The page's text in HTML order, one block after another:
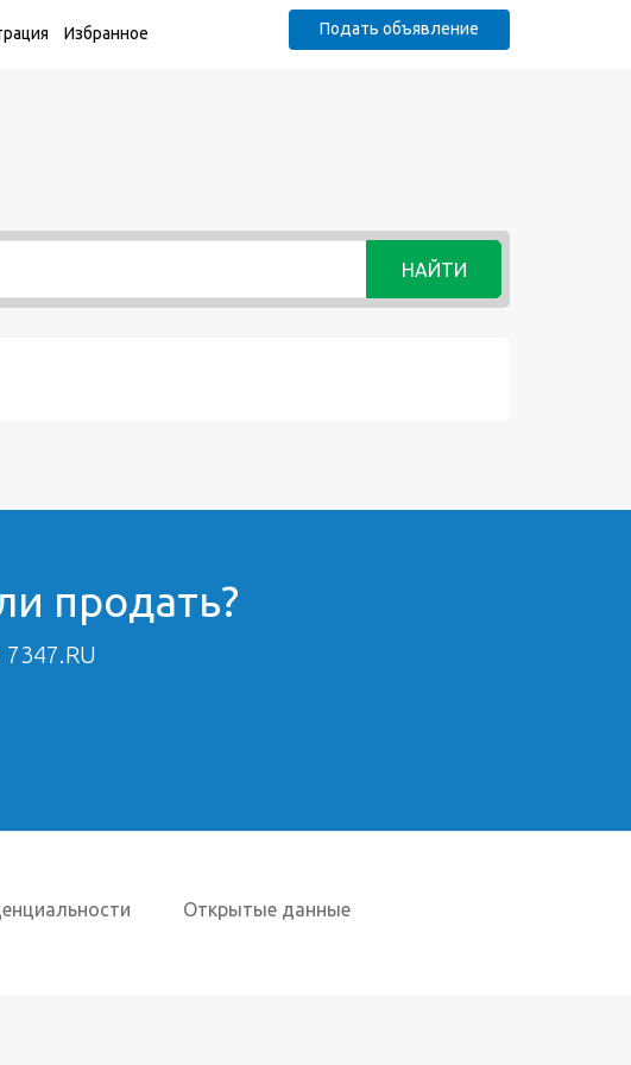
Избранное Подать объявление
НАЙТИ
продать?
Открытые данные